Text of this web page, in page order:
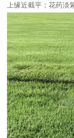
上缘近截平；花药淡